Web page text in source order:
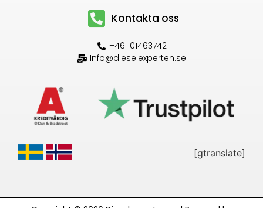
Kontakta oss
+46 101463742
Info@dieselexperten.se
[gtranslate]